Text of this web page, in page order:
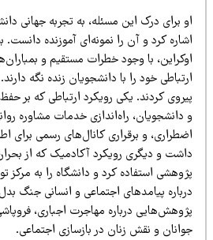
برای درک این مسئله، به تجربه جهانی
کرد و آن را نمونه‌ای آموزنده دانست.
با وجود خطرات مستقیم و بمباران‌ها،
خود را با دانشجویان زنده نگه دارند. آنها
کردند. یکی رویکرد ارتباطی که بر حفظ
دانشجویان، راه‌اندازی خدمات مشاوره روانی
و برقراری کانال‌های رسمی برای
و دیگری رویکرد آکادمیک که از بحران
استفاده کرد و دانشگاه را به مرکز
پیامدهای اجتماعی و انسانی جنگ بدل
درباره مهاجرت اجباری، فروپاشی
و نقش زنان در بازسازی اجتماعی.